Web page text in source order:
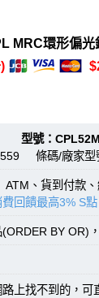
MRC環形偏光
號：
條碼/廠家型
ATM、貨到付款
回饋最高3% S點
BY OR)
上找不到的，可